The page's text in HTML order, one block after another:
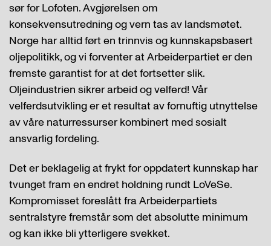
sør for Lofoten. Avgjørelsen om
konsekvensutredning og vern tas av landsmøtet.
Norge har alltid ført en trinnvis og kunnskapsbasert
oljepolitikk, og vi forventer at Arbeiderpartiet er den
fremste garantist for at det fortsetter slik.
Oljeindustrien sikrer arbeid og velferd! Vår
velferdsutvikling er et resultat av fornuftig utnyttelse
av våre naturressurser kombinert med sosialt
ansvarlig fordeling.
Det er beklagelig at frykt for oppdatert kunnskap har
tvunget fram en endret holdning rundt LoVeSe.
Kompromisset foreslått fra Arbeiderpartiets
sentralstyre fremstår som det absolutte minimum
og kan ikke bli ytterligere svekket.